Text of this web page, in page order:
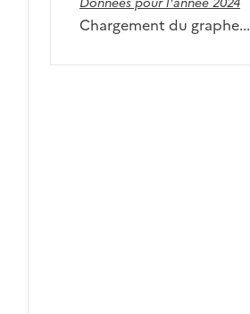
Chargement du graphe...